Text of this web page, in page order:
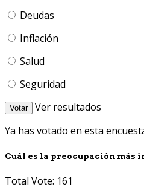
Deudas
Inflación
Salud
Seguridad
Votar
Ver resultados
Ya has votado en esta
Cuál es la preocupación más
Total Vote: 161